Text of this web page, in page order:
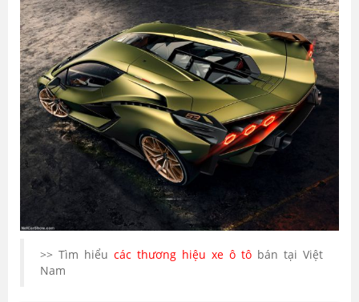
>> Tìm hiểu các thương hiệu xe ô tô bán tại Việt
Nam